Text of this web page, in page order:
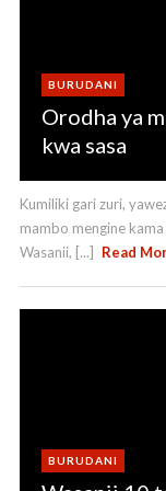
BURUDANI
Orodha ya
kwa sasa
Kumiliki gari zuri,
mambo mengine
Wasanii, [...]
Read
BURUDANI